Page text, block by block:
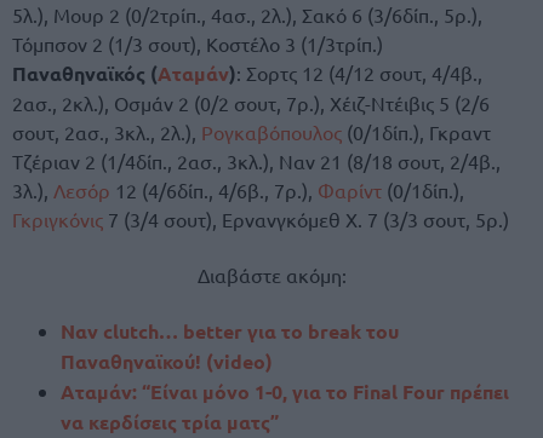
5λ.), Μουρ 2 (0/2τρίπ., 4ασ., 2λ.), Σακό 6 (3/6δίπ., 5ρ.),
Τόμπσον 2 (1/3 σουτ), Κοστέλο 3 (1/3τρίπ.)
Παναθηναϊκός (Αταμάν): Σορτς 12 (4/12 σουτ, 4/4β.,
2ασ., 2κλ.), Οσμάν 2 (0/2 σουτ, 7ρ.), Χέιζ-Ντέιβις 5 (2/6
σουτ, 2ασ., 3κλ., 2λ.), Ρογκαβόπουλος (0/1δίπ.), Γκραντ
Τζέριαν 2 (1/4δίπ., 2ασ., 3κλ.), Ναν 21 (8/18 σουτ, 2/4β.,
3λ.), Λεσόρ 12 (4/6δίπ., 4/6β., 7ρ.), Φαρίντ (0/1δίπ.),
Γκριγκόνις 7 (3/4 σουτ), Ερνανγκόμεθ Χ. 7 (3/3 σουτ, 5ρ.)
Διαβάστε ακόμη:
Ναν clutch… better για το break του
Παναθηναϊκού! (video)
Αταμάν: “Είναι μόνο 1-0, για το Final Four πρέπει
να κερδίσεις τρία ματς”